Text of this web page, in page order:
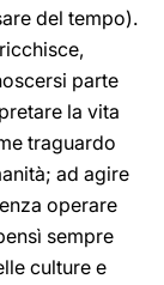
del tempo).
parte
la vita
traguardo
ad agire
operare
sempre
culture e